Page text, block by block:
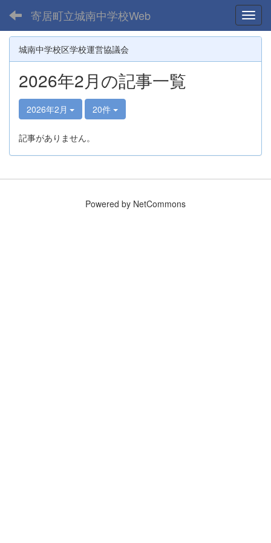
寄居町立城南中学校Web
城南中学校区学校運営協議会
2026年2月の記事一覧
2026年2月 20件
記事がありません。
Powered by NetCommons